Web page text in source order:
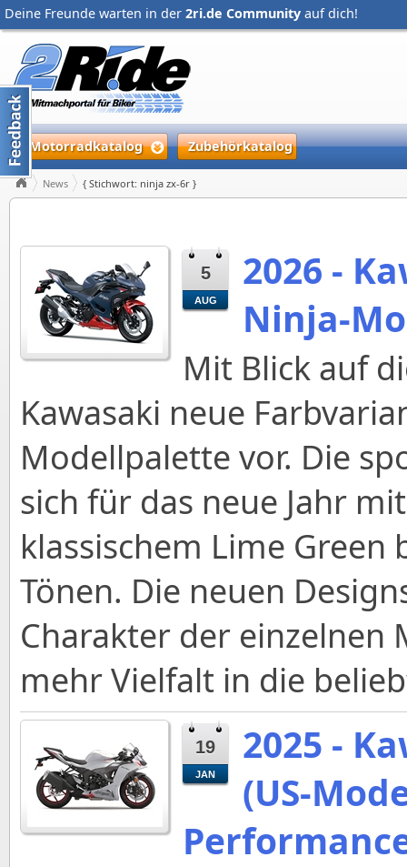
Deine Freunde warten in der 2ri.de Community auf dich!
Motorradkatalog Zubehörkatalog
News { Stichwort: ninja zx-6r }
5
AUG
2026 -
Ninja-
Mit Blick auf
Kawasaki neue
Modellpalette vor. Die
sich für das neue Jahr
klassischem Lime
Tönen. Die neuen
Charakter der einzelnen
mehr Vielfalt in die
19
JAN
2025 -
(US-